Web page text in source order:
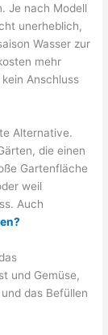
Je nach Modell
unerheblich,
Wasser zur
mehr
Anschluss
Alternative.
die einen
Gartenfläche
weil
Auch
und Gemüse,
das Befüllen